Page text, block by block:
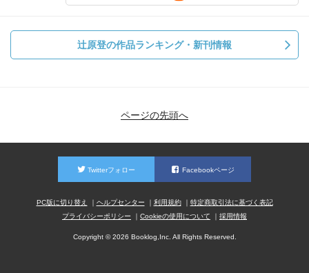
辻原登の作品ランキング・新刊情報
ページの先頭へ
Twitterフォロー Facebookページ
PC版に切り替え ヘルプセンター 利用規約
特定商取引法に基づく表記
プライバシーポリシー
Cookieの使用について 採用情報
Copyright © 2026 Booklog,Inc. All Rights Reserved.